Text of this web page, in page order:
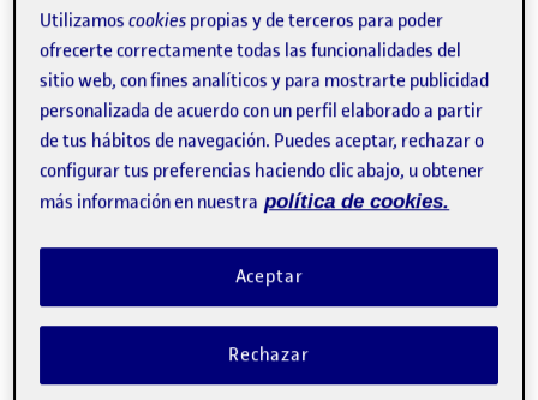
a) Conocer y entender lo actores (perfiles) que han
publicado a
lgún vídeo relacionado con las
elecciones europeas.
b) Descubrir la relación de estos perfiles con las
elecciones europeas, cuál es el motivo del empleo
de esta temáticay tener la posibilidad de hacerles un
seguimiento y analizar a
spectos básicos tanto del
contenido como del canal .
c) Visualizar las posibilidades
para garantizar una mayor
alcance e interés entre la comunidad.
d)Reunir y clasificar para una mejor observación
Utilizamoscookies propias y de terceros para poder
ofrecerte correctamente todas las funcionalidades del
sitio web, con fines analíticos y para mostrarte publicidad
personalizada de acuerdo con un perfil elaborado a partir
de tus hábitos de navegación. Puedes aceptar, rechazar o
configurar tus preferencias haciendo clic abajo, u obtener
más información en nuestra política de cookies.
Rechazar
Aceptar